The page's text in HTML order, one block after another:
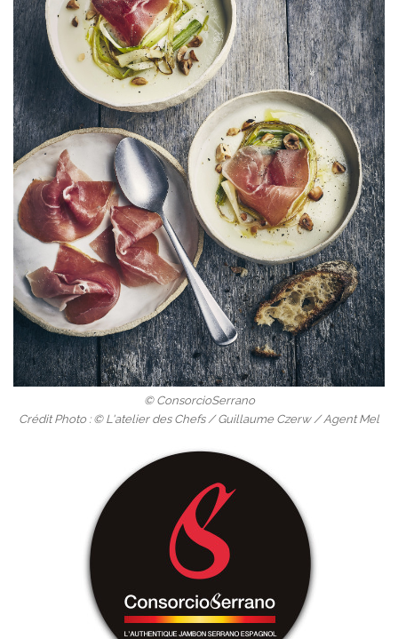
© ConsorcioSerrano
Crédit Photo : © L'atelier des Chefs / Guillaume Czerw / Agent Mel